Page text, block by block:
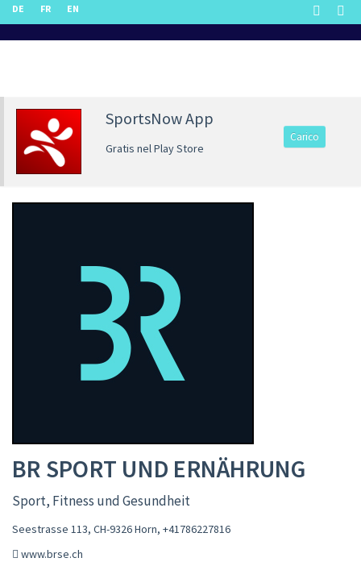
DE FR EN
SportsNow App
Gratis nel Play Store
Carico
BR SPORT UND ERNÄHRUNG
Sport, Fitness und Gesundheit
Seestrasse 113, CH-9326 Horn, +41786227816
www.brse.ch